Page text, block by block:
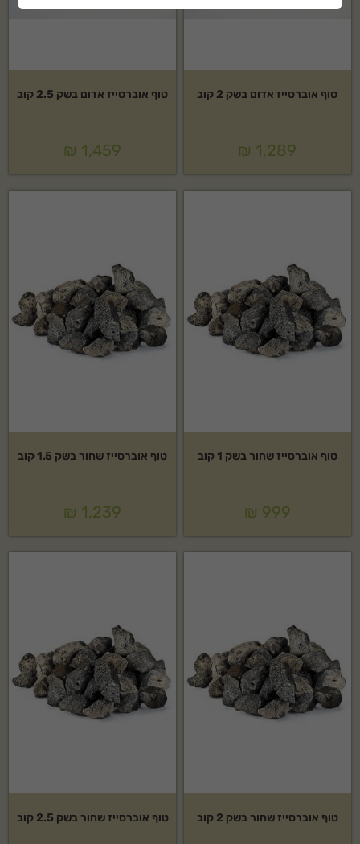
טוף אוברסייז אדום בשק 2 קוב
₪ 1,289
טוף אוברסייז אדום בשק 2.5 קוב
₪ 1,459
טוף אוברסייז שחור בשק 1 קוב
₪ 999
טוף אוברסייז שחור בשק 1.5 קוב
₪ 1,239
טוף אוברסייז שחור בשק 2 קוב טוף אוברסייז שחור בשק 2.5 קוב